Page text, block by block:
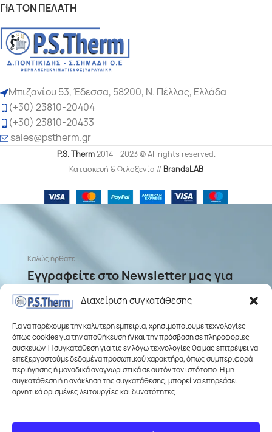
Διαχείριση συγκατάθεσης
Για να παρέχουμε την καλύτερη εμπειρία, χρησιμοποιούμε τεχνολογίες
όπως cookies για την αποθήκευση ή/και την πρόσβαση σε πληροφορίες
συσκευών. Η συγκατάθεση για τις εν λόγω τεχνολογίες θα μας επιτρέψει να
επεξεργαστούμε δεδομένα προσωπικού χαρακτήρα, όπως συμπεριφορά
περιήγησης ή μοναδικά αναγνωριστικά σε αυτόν τον ιστότοπο. Η μη
συγκατάθεση ή η ανάκληση της συγκατάθεσης, μπορεί να επηρεάσει
αρνητικά ορισμένες λειτουργίες και δυνατότητες.
ΓΙΆ ΤΟΝ ΠΕΛΆΤΗ
Μπιζανίου 53, Έδεσσα, 58200, Ν. Πέλλας, Ελλάδα
(+30) 23810-20404
(+30) 23810-20433
sales@pstherm.gr
P.S. Therm2014 - 2023 © All rights reserved.
Κατασκευή & Φιλοξενία // BrandaLAB
Καλώς ήρθατε
Εγγραφείτε στο Newsletter μας για
ενημερώσεις σχετικά με προσφορές
και νέα προϊόντα
Σύμφωνα με τηνΠολιτική απορρήτου